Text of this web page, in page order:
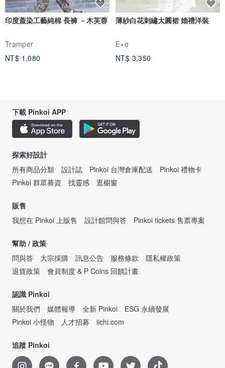
印度蓋染工藝純棉 長褲 －木芙蓉
Tramper
NT$ 1,080
薄紗白花刺繡大圓裙 婚禮洋裝
E+e
NT$ 3,350
下載 Pinkoi APP
探索好設計
所有商品分類
設計誌 Pinkoi 台灣倉庫配送
Pinkoi 禮物卡
Pinkoi 群眾募資
找靈感 逛櫥窗
販售
我想在 Pinkoi 上販售
設計館問與答 Pinkoi tickets 售票專案
幫助 / 政策
問與答
大宗採購 訊息公告 服務條款
隱私權政策
退貨政策
會員制度 & P Coins 回饋計畫
認識 Pinkoi
關於我們
媒體報導 全新 Pinkoi
ESG 永續發展
Pinkoi 小怪物
人才招募 iichi.com
追蹤 Pinkoi